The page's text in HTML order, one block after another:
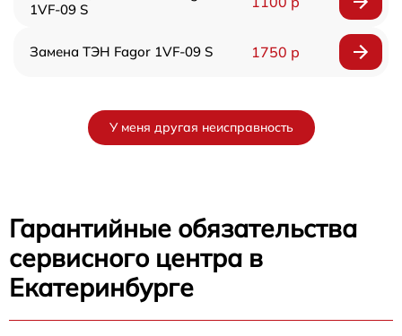
1VF-09 S
Замена ТЭН Fagor 1VF-09 S 1750 р
У меня другая неисправность
Гарантийные обязательства
сервисного центра в
Екатеринбурге